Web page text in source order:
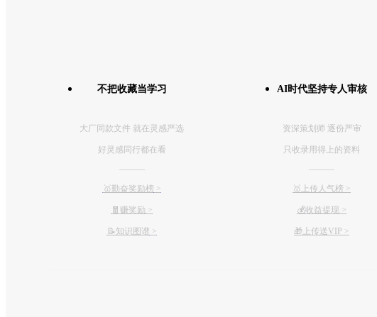
不把收藏当学习
大厂同款文件 就在灵感严选
好灵感同行都在看
———
🥇勤奋奖励榜 >
🧧赚奖励 >
📝知识图谱 >
AI时代坚持专人审核
资深策划师 逐份严审
只收录用得上的资料
———
🥇上传人气榜 >
💰收益提现 >
🎁上传送VIP >